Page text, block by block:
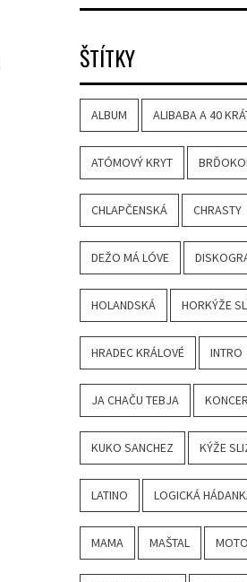
ŠTÍTKY
ALBUM ALIBABA A 40
ATÓMOVÝ KRYT
CHLAPČENSKÁ CHRASTY
DEŽO MÁ LÓVE
HOLANDSKÁ HORKÝŽE
HRADEC KRÁLOVÉ INTRO
JA CHAČU TEBJA
KUKO SANCHEZ KÝŽE
LATINO LOGICKÁ
MAMA MAŠTAL